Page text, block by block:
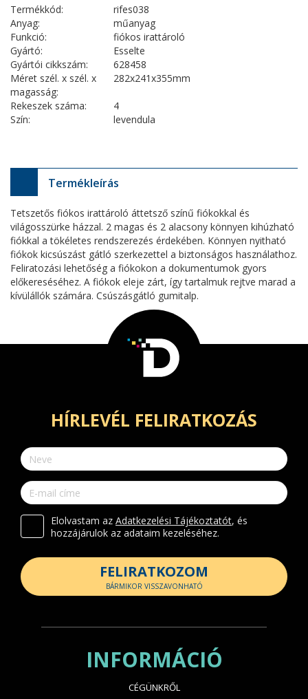
Termékkód:
rifes038
Anyag:
műanyag
Funkció:
fiókos irattároló
Gyártó:
Esselte
Gyártói cikkszám:
628458
Méret szél. x szél. x
magasság:
282x241x355mm
Rekeszek száma:
4
Szín:
levendula
Termékleírás
Tetszetős fiókos irattároló áttetsző színű fiókokkal és
világosszürke házzal. 2 magas és 2 alacsony könnyen kihúzható
fiókkal a tökéletes rendszerezés érdekében. Könnyen nyitható
fiókok kicsúszást gátló szerkezettel a biztonságos használathoz.
Feliratozási lehetőség a fiókokon a dokumentumok gyors
előkereséséhez. A fiókok eleje zárt, így tartalmuk rejtve marad a
kívülállók számára. Csúszásgátló gumitalp.
HÍRLEVÉL FELIRATKOZÁS
Elolvastam az Adatkezelési Tájékoztatót, és
hozzájárulok az adataim kezeléséhez.
FELIRATKOZOM
BÁRMIKOR VISSZAVONHATÓ
INFORMÁCIÓ
CÉGÜNKRŐL